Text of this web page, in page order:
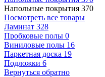
Напольные покрытия 370
Посмотреть все товары
Ламинат 328
Пробковые полы 0
Виниловые полы 16
Паркетная доска 19
Подложки 6
Вернуться обратно